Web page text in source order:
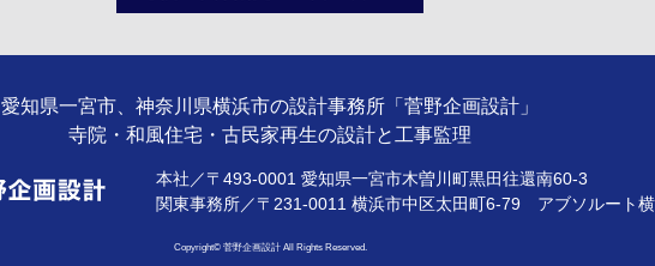
愛知県一宮市、神奈川県横浜市の設計事務所「菅野企画設計」
寺院・和風住宅・古民家再生の設計と工事監理
本社／〒493-0001 愛知県一宮市木曽川町黒田往還南60-3
関東事務所／〒231-0011 横浜市中区太田町6-79 アブソルート
Copyright© 菅野企画設計 All Rights Reserved.